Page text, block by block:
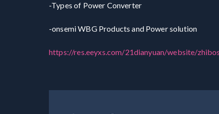
-Types of Power Converter
-onsemi WBG Products and Power solution
https://res.eeyxs.com/21dianyuan/website/